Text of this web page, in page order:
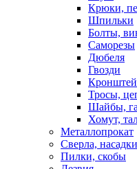
Крюки,
Шпильки
Болты,
Саморезы
Дюбеля
Гвозди
Тросы,
Шайбы,
Хомут,
Металлопрокат
Сверла, насадки
Пилки, скобы